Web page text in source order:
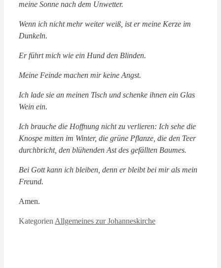
meine Sonne nach dem Unwetter.
Wenn ich nicht mehr weiter weiß, ist er meine Kerze im
Dunkeln.
Er führt mich wie ein Hund den Blinden.
Meine Feinde machen mir keine Angst.
Ich lade sie an meinen Tisch und schenke ihnen ein Glas
Wein ein.
Ich brauche die Hoffnung nicht zu verlieren: Ich sehe die
Knospe mitten im Winter, die grüne Pflanze, die den Teer
durchbricht, den blühenden Ast des gefällten Baumes.
Bei Gott kann ich bleiben, denn er bleibt bei mir als mein
Freund.
Amen.
KategorienAllgemeines zur Johanneskirche